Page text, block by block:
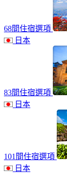
68間住宿選項
日本
83間住宿選項
日本
101間住宿選項
日本